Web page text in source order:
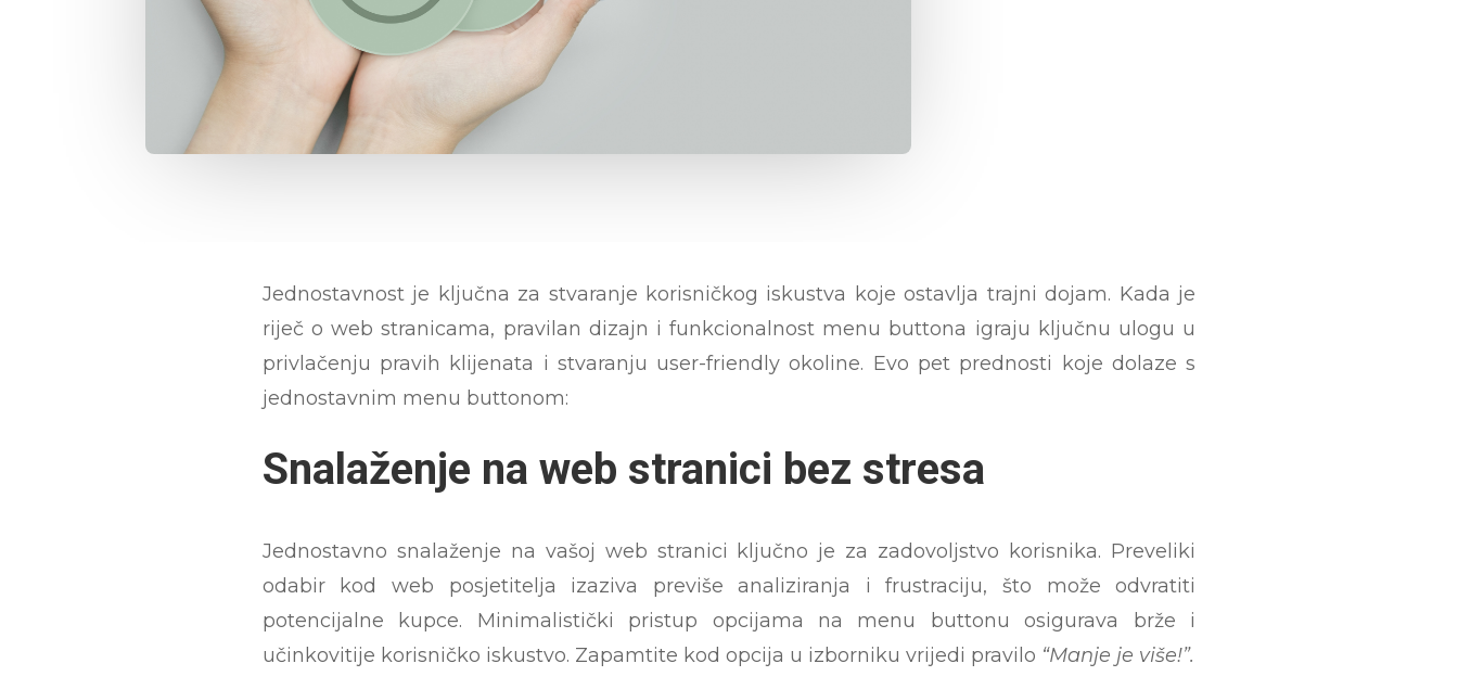
Jednostavnost je ključna za stvaranje korisničkog iskustva koje ostavlja trajni dojam. Kada je
riječ o web stranicama, pravilan dizajn i funkcionalnost menu buttona igraju ključnu ulogu u
privlačenju pravih klijenata i stvaranju user-friendly okoline. Evo pet prednosti koje dolaze s
jednostavnim menu buttonom:
Snalaženje na web stranici bez stresa
Jednostavno snalaženje na vašoj web stranici ključno je za zadovoljstvo korisnika. Preveliki
odabir kod web posjetitelja izaziva previše analiziranja i frustraciju, što može odvratiti
potencijalne kupce. Minimalistički pristup opcijama na menu buttonu osigurava brže i
učinkovitije korisničko iskustvo. Zapamtite kod opcija u izborniku vrijedi pravilo “Manje je više!”.